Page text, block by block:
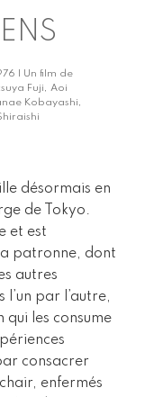
| Un film de
Fuji, Aoi
Kobayashi,
désormais en
de Tokyo.
et est
patronne, dont
autres
par l’autre,
qui les consume
consacrer
enfermés